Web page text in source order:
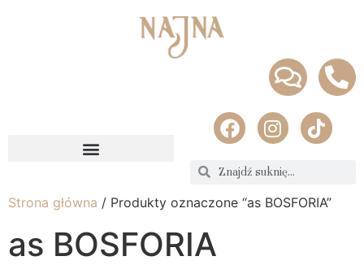
Strona główna / Produkty oznaczone “as BOSFORIA”
as BOSFORIA